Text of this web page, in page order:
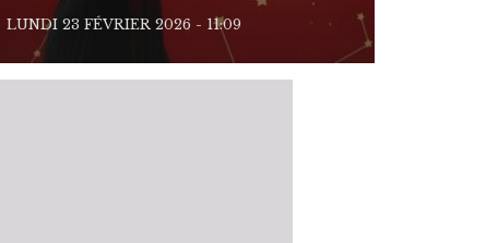
LUNDI 23 FÉVRIER 2026 - 11:09